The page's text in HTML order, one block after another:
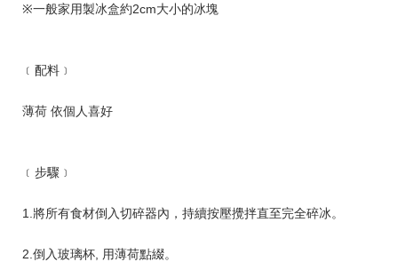
※一般家用製冰盒約2cm大小的冰塊
﹝配料﹞
薄荷 依個人喜好
﹝步驟﹞
1.將所有食材倒入切碎器內，持續按壓攪拌直至完全碎冰。
2.倒入玻璃杯, 用薄荷點綴。